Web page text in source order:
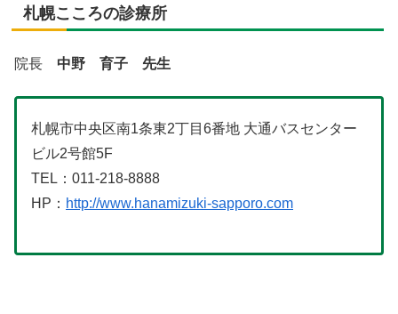
札幌こころの診療所
院長 中野 育子 先生
札幌市中央区南1条東2丁目6番地 大通バスセンター
ビル2号館5F
TEL：011-218-8888
HP： http://www.hanamizuki-sapporo.com